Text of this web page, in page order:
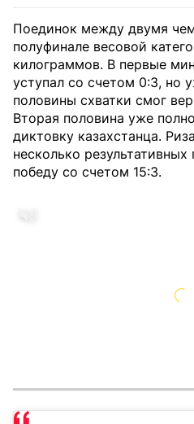
Поединок между двумя
полуфинале весовой
килограммов. В первые
уступал со счетом 0:3, но
половины схватки смог
Вторая половина уже
диктовку казахстанца.
несколько
победу со счетом 15:3.